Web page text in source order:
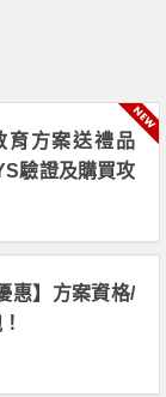
育方案送禮品
驗證及購買攻
惠】方案資格/